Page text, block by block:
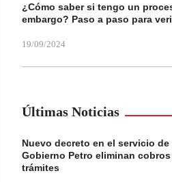
¿Cómo saber si tengo un
embargo? Paso a paso para
19/09/2024
Últimas Noticias
Nuevo decreto en el servicio de
Gobierno Petro eliminan
trámites